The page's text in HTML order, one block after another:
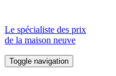
Le spécialiste des prix
de la maison neuve
Toggle navigation